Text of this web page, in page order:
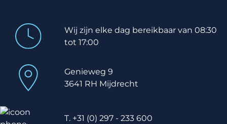
Wij zijn elke dag bereikbaar van 08:30
tot 17:00
Genieweg 9
3641 RH Mijdrecht
T. +31 (0) 297 - 233 600